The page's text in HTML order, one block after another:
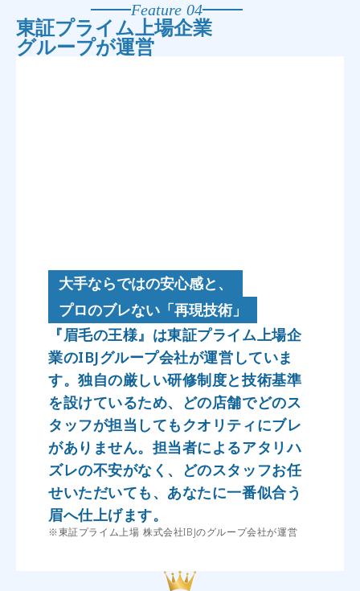
Feature 04
東証プライム上場企業
グループが運営
大手ならではの安心感と、
プロのブレない「再現技術」
『眉毛の王様』は東証プライム上場企
業のIBJグループ会社が運営していま
す。独自の厳しい研修制度と技術基準
を設けているため、どの店舗でどのス
タッフが担当してもクオリティにブレ
がありません。担当者によるアタリハ
ズレの不安がなく、どのスタッフお任
せいただいても、あなたに一番似合う
眉へ仕上げます。
※東証プライム上場 株式会社IBJのグループ会社が運営